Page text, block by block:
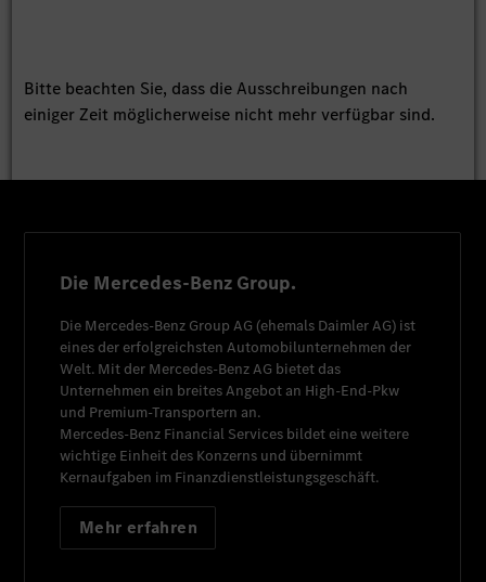
Bitte beachten Sie, dass die Ausschreibungen nach
einiger Zeit möglicherweise nicht mehr verfügbar sind.
Die Mercedes-Benz Group.
Die Mercedes-Benz Group AG (ehemals Daimler AG) ist
eines der erfolgreichsten Automobilunternehmen der
Welt. Mit der Mercedes-Benz AG bietet das
Unternehmen ein breites Angebot an High-End-Pkw
und Premium-Transportern an.
Mercedes-Benz Financial Services bildet eine weitere
wichtige Einheit des Konzerns und übernimmt
Kernaufgaben im Finanzdienstleistungsgeschäft.
Mehr erfahren